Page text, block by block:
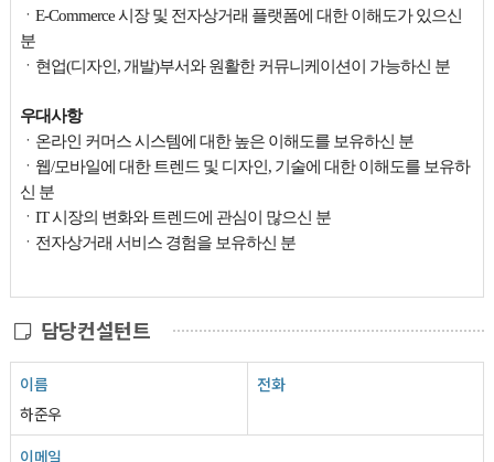
ㆍE-Commerce 시장 및 전자상거래 플랫폼에 대한 이해도가 있으신
분
ㆍ현업(디자인, 개발)부서와 원활한커뮤니케이션이 가능하신 분
우대사항
ㆍ온라인 커머스 시스템에 대한 높은 이해도를보유하신 분
ㆍ웹/모바일에 대한 트렌드 및 디자인, 기술에 대한 이해도를 보유하
신 분
ㆍIT 시장의 변화와 트렌드에 관심이 많으신 분
ㆍ전자상거래 서비스 경험을 보유하신 분
담당컨설턴트
이름
하준우
전화
이메일